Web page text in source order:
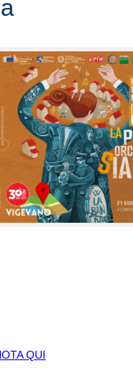
QUI